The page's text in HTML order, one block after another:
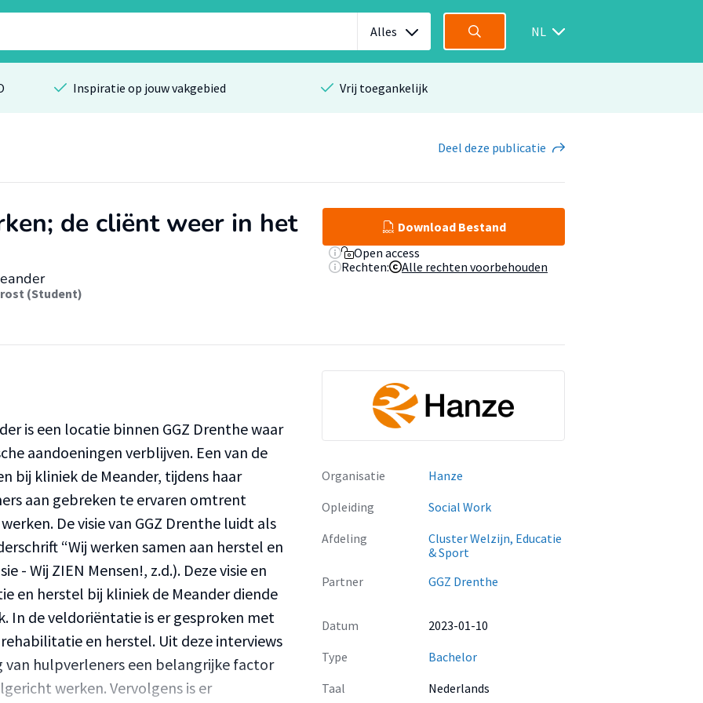
Alles NL
Inspiratie op jouw vakgebied Vrij toegankelijk
Deel deze publicatie
de cliënt weer in het
(Student)
Download Bestand
Open access
Rechten:
Alle rechten voorbehouden
is een locatie binnen GGZ Drenthe waar
aandoeningen verblijven. Een van de
bij kliniek de Meander, tijdens haar
aan gebreken te ervaren omtrent
De visie van GGZ Drenthe luidt als
“Wij werken samen aan herstel en
- Wij ZIEN Mensen!, z.d.). Deze visie en
en herstel bij kliniek de Meander diende
In de veldoriëntatie is er gesproken met
en herstel. Uit deze interviews
hulpverleners een belangrijke factor
werken. Vervolgens is er
Organisatie
Hanze
Opleiding
Social Work
Afdeling
Cluster Welzijn, Educatie
& Sport
Partner
GGZ Drenthe
Datum
2023-01-10
Type
Bachelor
Taal
Nederlands